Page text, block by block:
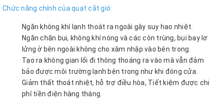
Chức năng chính của quạt cắt gió:
Ngăn không khí lạnh thoát ra ngoài gây suy hao nhiệt.
Ngăn chặn bụi, không khí nóng và các côn trùng, bụi bay lơ
lửng ở bên ngoài không cho xâm nhập vào bên trong.
Tạo ra không gian lối đi thông thoáng ra vào mà vẫn đảm
bảo được môi trường lạnh bên trong như khi đóng cửa.
Giảm thất thoát nhiệt, hỗ trợ điều hòa, Tiết kiệm được chi
phí tiền điện hàng tháng.